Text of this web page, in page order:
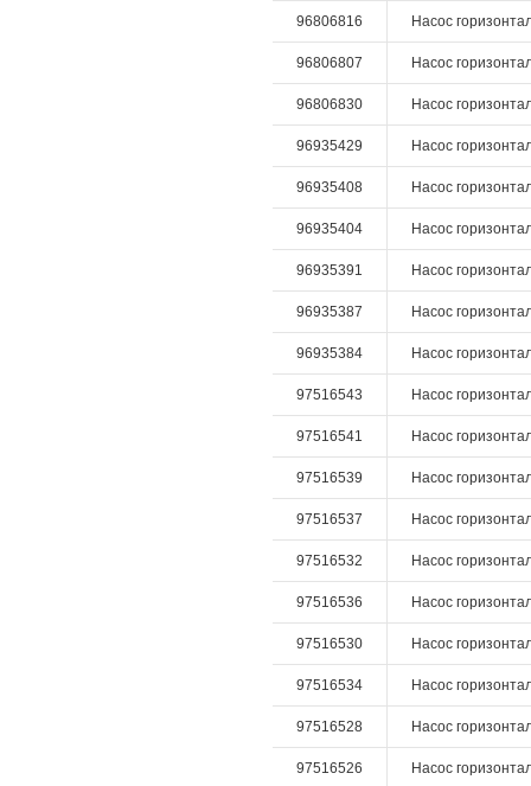
96806816 Насос
96806807 Насос
96806830 Насос
96935429 Насос
96935408 Насос
96935404 Насос
96935391 Насос
96935387 Насос
96935384 Насос
97516543 Насос
97516541 Насос
97516539 Насос
97516537 Насос
97516532 Насос
97516536 Насос
97516530 Насос
97516534 Насос
97516528 Насос
97516526 Насос